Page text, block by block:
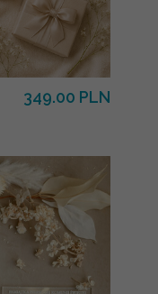
349.00 PLN